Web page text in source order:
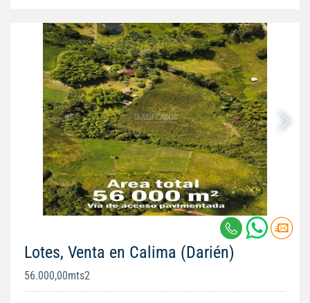
Lotes, Venta en Calima (Darién)
56.000,00mts2